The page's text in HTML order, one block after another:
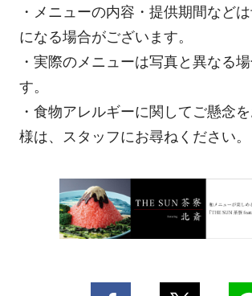
・メニューの内容・提供期間など
になる場合がございます。
・実際のメニューは写真と異なる
す。
・食物アレルギーに関してご懸念
様は、スタッフにお尋ねください。